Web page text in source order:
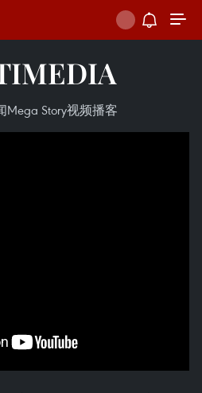
Mega Story视频播客